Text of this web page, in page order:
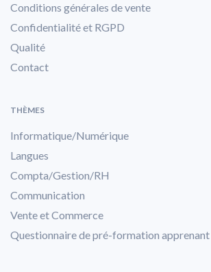
Conditions générales de vente
Confidentialité et RGPD
Qualité
Contact
THÈMES
Informatique/Numérique
Langues
Compta/Gestion/RH
Communication
Vente et Commerce
Questionnaire de pré-formation apprenant